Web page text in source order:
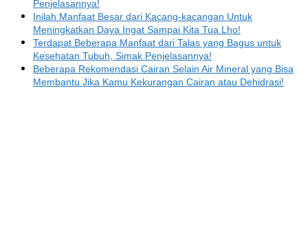
Penjelasannya!
Inilah Manfaat Besar dari Kacang-kacangan Untuk
Meningkatkan Daya Ingat Sampai Kita Tua Lho!
Terdapat Beberapa Manfaat dari Talas yang Bagus untuk
Kesehatan Tubuh, Simak Penjelasannya!
Beberapa Rekomendasi Cairan Selain Air Mineral yang Bisa
Membantu Jika Kamu Kekurangan Cairan atau Dehidrasi!